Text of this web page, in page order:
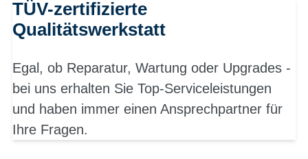
TÜV-zertifizierte
Qualitätswerkstatt
Egal, ob Reparatur, Wartung oder Upgrades -
bei uns erhalten Sie Top-Serviceleistungen
und haben immer einen Ansprechpartner für
Ihre Fragen.